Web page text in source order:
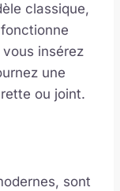
classique,
insérez
une
ou joint.
sont